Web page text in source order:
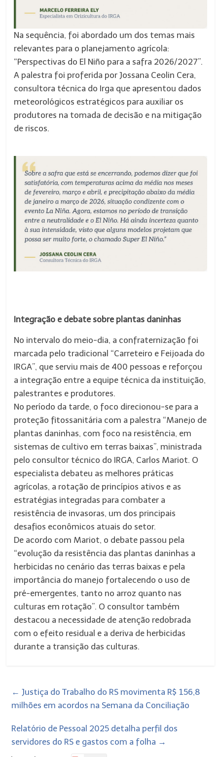
Na sequência, foi abordado um dos temas mais
relevantes para o planejamento agrícola:
“Perspectivas do El Niño para a safra 2026/2027”.
A palestra foi proferida por Jossana Ceolin Cera,
consultora técnica do Irga que apresentou dados
meteorológicos estratégicos para auxiliar os
produtores na tomada de decisão e na mitigação
de riscos.
Integração e debate sobre plantas daninhas
No intervalo do meio-dia, a confraternização foi
marcada pelo tradicional “Carreteiro e Feijoada do
IRGA”, que serviu mais de 400 pessoas e reforçou
a integração entre a equipe técnica da instituição,
palestrantes e produtores.
No período da tarde, o foco direcionou-se para a
proteção fitossanitária com a palestra “Manejo de
plantas daninhas, com foco na resistência, em
sistemas de cultivo em terras baixas”, ministrada
pelo consultor técnico do IRGA, Carlos Mariot. O
especialista debateu as melhores práticas
agrícolas, a rotação de princípios ativos e as
estratégias integradas para combater a
resistência de invasoras, um dos principais
desafios econômicos atuais do setor.
De acordo com Mariot, o debate passou pela
“evolução da resistência das plantas daninhas a
herbicidas no cenário das terras baixas e pela
importância do manejo fortalecendo o uso de
pré-emergentes, tanto no arroz quanto nas
culturas em rotação”. O consultor também
destacou a necessidade de atenção redobrada
com o efeito residual e a deriva de herbicidas
durante a transição das culturas.
← Justiça do Trabalho do RS movimenta R$ 156,8
milhões em acordos na Semana da Conciliação
Relatório de Pessoal 2025 detalha perfil dos
servidores do RS e gastos com a folha →